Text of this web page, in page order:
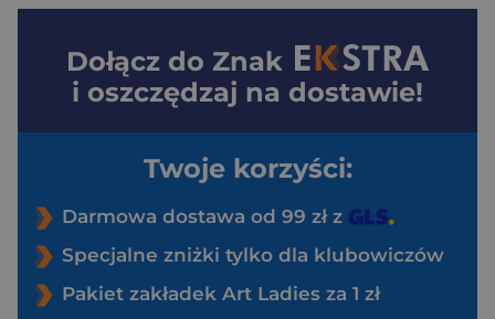
Dołącz do Znak
i oszczędzaj na dostawie!
Twoje korzyści:
Darmowa dostawa od 99 zł z
Specjalne zniżki tylko dla klubowiczów
Pakiet zakładek Art Ladies za 1 zł